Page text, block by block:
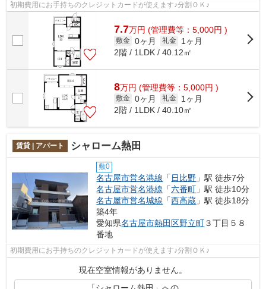
初期費用にお手持ちのクレジットカードが使えます♪分割ＯＫ♪
7.7万円 (管理費等：5,000円 )
敷金 0ヶ月 礼金
1ヶ月
2階 / 1LDK / 40.12㎡
8万円 (管理費等：5,000円 )
敷金 0ヶ月 礼金
1ヶ月
2階 / 1LDK / 40.10㎡
賃貸 | アパート シャローム熱田
敷0
名古屋市営名港線 「 日比野 」駅 徒歩7分
名古屋市営名港線 「六番町 」駅 徒歩10分
名古屋市営名城線 「西高蔵 」駅 徒歩18分
築4年
愛知県名古屋市熱田区野立町３丁目５８
番地
初期費用にお手持ちのクレジットカードが使えます♪分割ＯＫ♪
現在空室情報がありません。